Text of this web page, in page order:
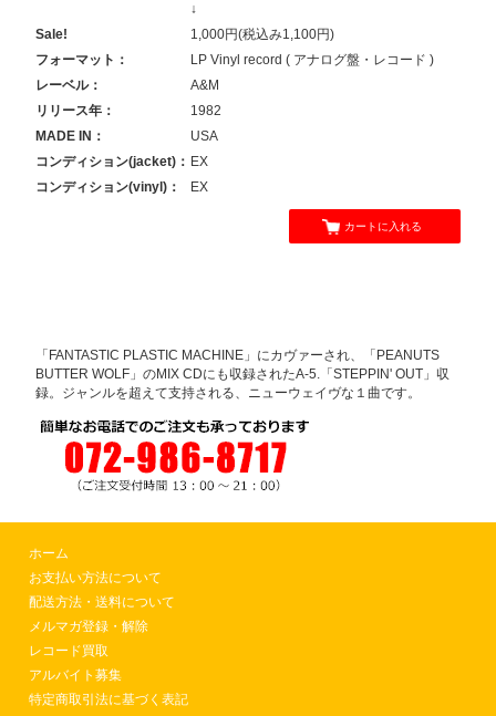
↓
Sale!
1,000円(税込み1,100円)
フォーマット：
LP Vinyl record ( アナログ盤・レコード )
レーベル：
A&M
リリース年：
1982
MADE IN：
USA
コンディション(jacket)： EX
コンディション(vinyl)：
EX
カートに入れる
「FANTASTIC PLASTIC MACHINE」にカヴァーされ、「PEANUTS
BUTTER WOLF」のMIX CDにも収録されたA-5.「STEPPIN' OUT」収
録。ジャンルを超えて支持される、ニューウェイヴな１曲です。
ホーム
お支払い方法について
配送方法・送料について
メルマガ登録・解除
レコード買取
アルバイト募集
特定商取引法に基づく表記